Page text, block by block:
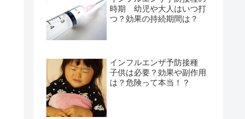
時期 幼児や大人はいつ打
つ？効果の持続期間は？
インフルエンザ予防接種
子供は必要？効果や副作用
は？危険って本当！？